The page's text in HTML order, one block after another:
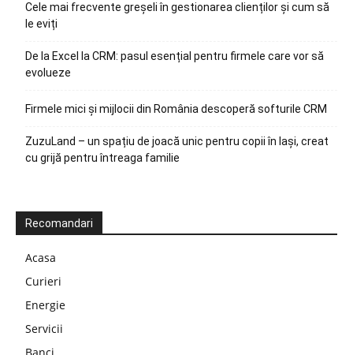
Cele mai frecvente greșeli în gestionarea clienților și cum să
le eviți
De la Excel la CRM: pasul esențial pentru firmele care vor să
evolueze
Firmele mici și mijlocii din România descoperă softurile CRM
ZuzuLand – un spațiu de joacă unic pentru copii în Iași, creat
cu grijă pentru întreaga familie
Recomandari
Acasa
Curieri
Energie
Servicii